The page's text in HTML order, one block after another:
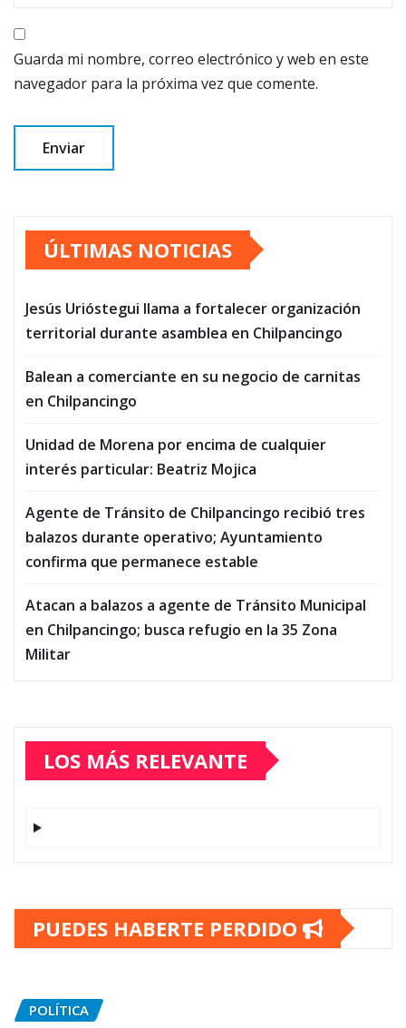
Guarda mi nombre, correo electrónico y web en este
navegador para la próxima vez que comente.
ÚLTIMAS NOTICIAS
Jesús Urióstegui llama a fortalecer organización
territorial durante asamblea en Chilpancingo
Balean a comerciante en su negocio de carnitas
en Chilpancingo
Unidad de Morena por encima de cualquier
interés particular: Beatriz Mojica
Agente de Tránsito de Chilpancingo recibió tres
balazos durante operativo; Ayuntamiento
confirma que permanece estable
Atacan a balazos a agente de Tránsito Municipal
en Chilpancingo; busca refugio en la 35 Zona
Militar
LOS MÁS RELEVANTE
PUEDES HABERTE PERDIDO
POLÍTICA